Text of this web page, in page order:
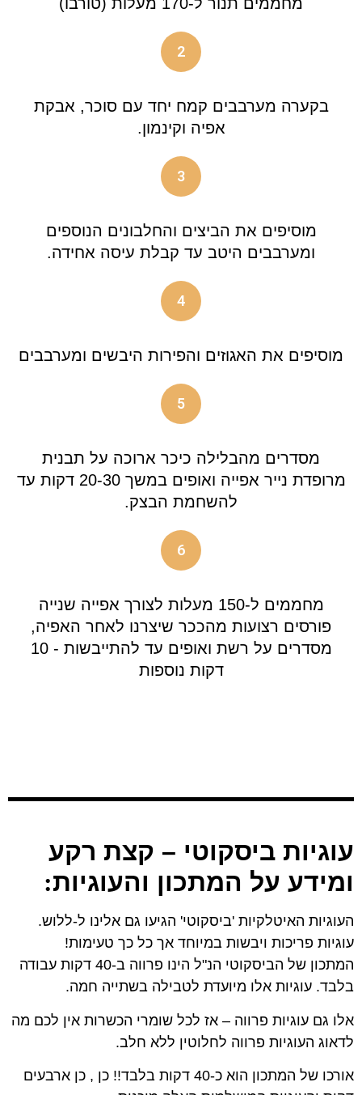
מחממים תנור ל-170 מעלות (טורבו)
2
בקערה מערבבים קמח יחד עם סוכר, אבקת
אפיה וקינמון.
3
מוסיפים את הביצים והחלבונים הנוספים
ומערבבים היטב עד קבלת עיסה אחידה.
4
מוסיפים את האגוזים והפירות היבשים ומערבבים
5
מסדרים מהבלילה כיכר ארוכה על תבנית
מרופדת נייר אפייה ואופים במשך 20-30 דקות עד
להשחמת הבצק.
6
מחממים ל-150 מעלות לצורך אפייה שנייה
פורסים רצועות מהככר שיצרנו לאחר האפיה,
מסדרים על רשת ואופים עד להתייבשות - 10
דקות נוספות
עוגיות ביסקוטי – קצת רקע
ומידע על המתכון והעוגיות:
העוגיות האיטלקיות 'ביסקוטי' הגיעו גם אלינו ל-ללוש.
עוגיות פריכות ויבשות במיוחד אך כל כך טעימות!
המתכון של הביסקוטי הנ"ל הינו פרווה ב-40 דקות עבודה
בלבד. עוגיות אלו מיועדת לטבילה בשתייה חמה.
אלו גם עוגיות פרווה – אז לכל שומרי הכשרות אין לכם מה
לדאוג העוגיות פרווה לחלוטין ללא חלב.
אורכו של המתכון הוא כ-40 דקות בלבד!! כן , כן ארבעים